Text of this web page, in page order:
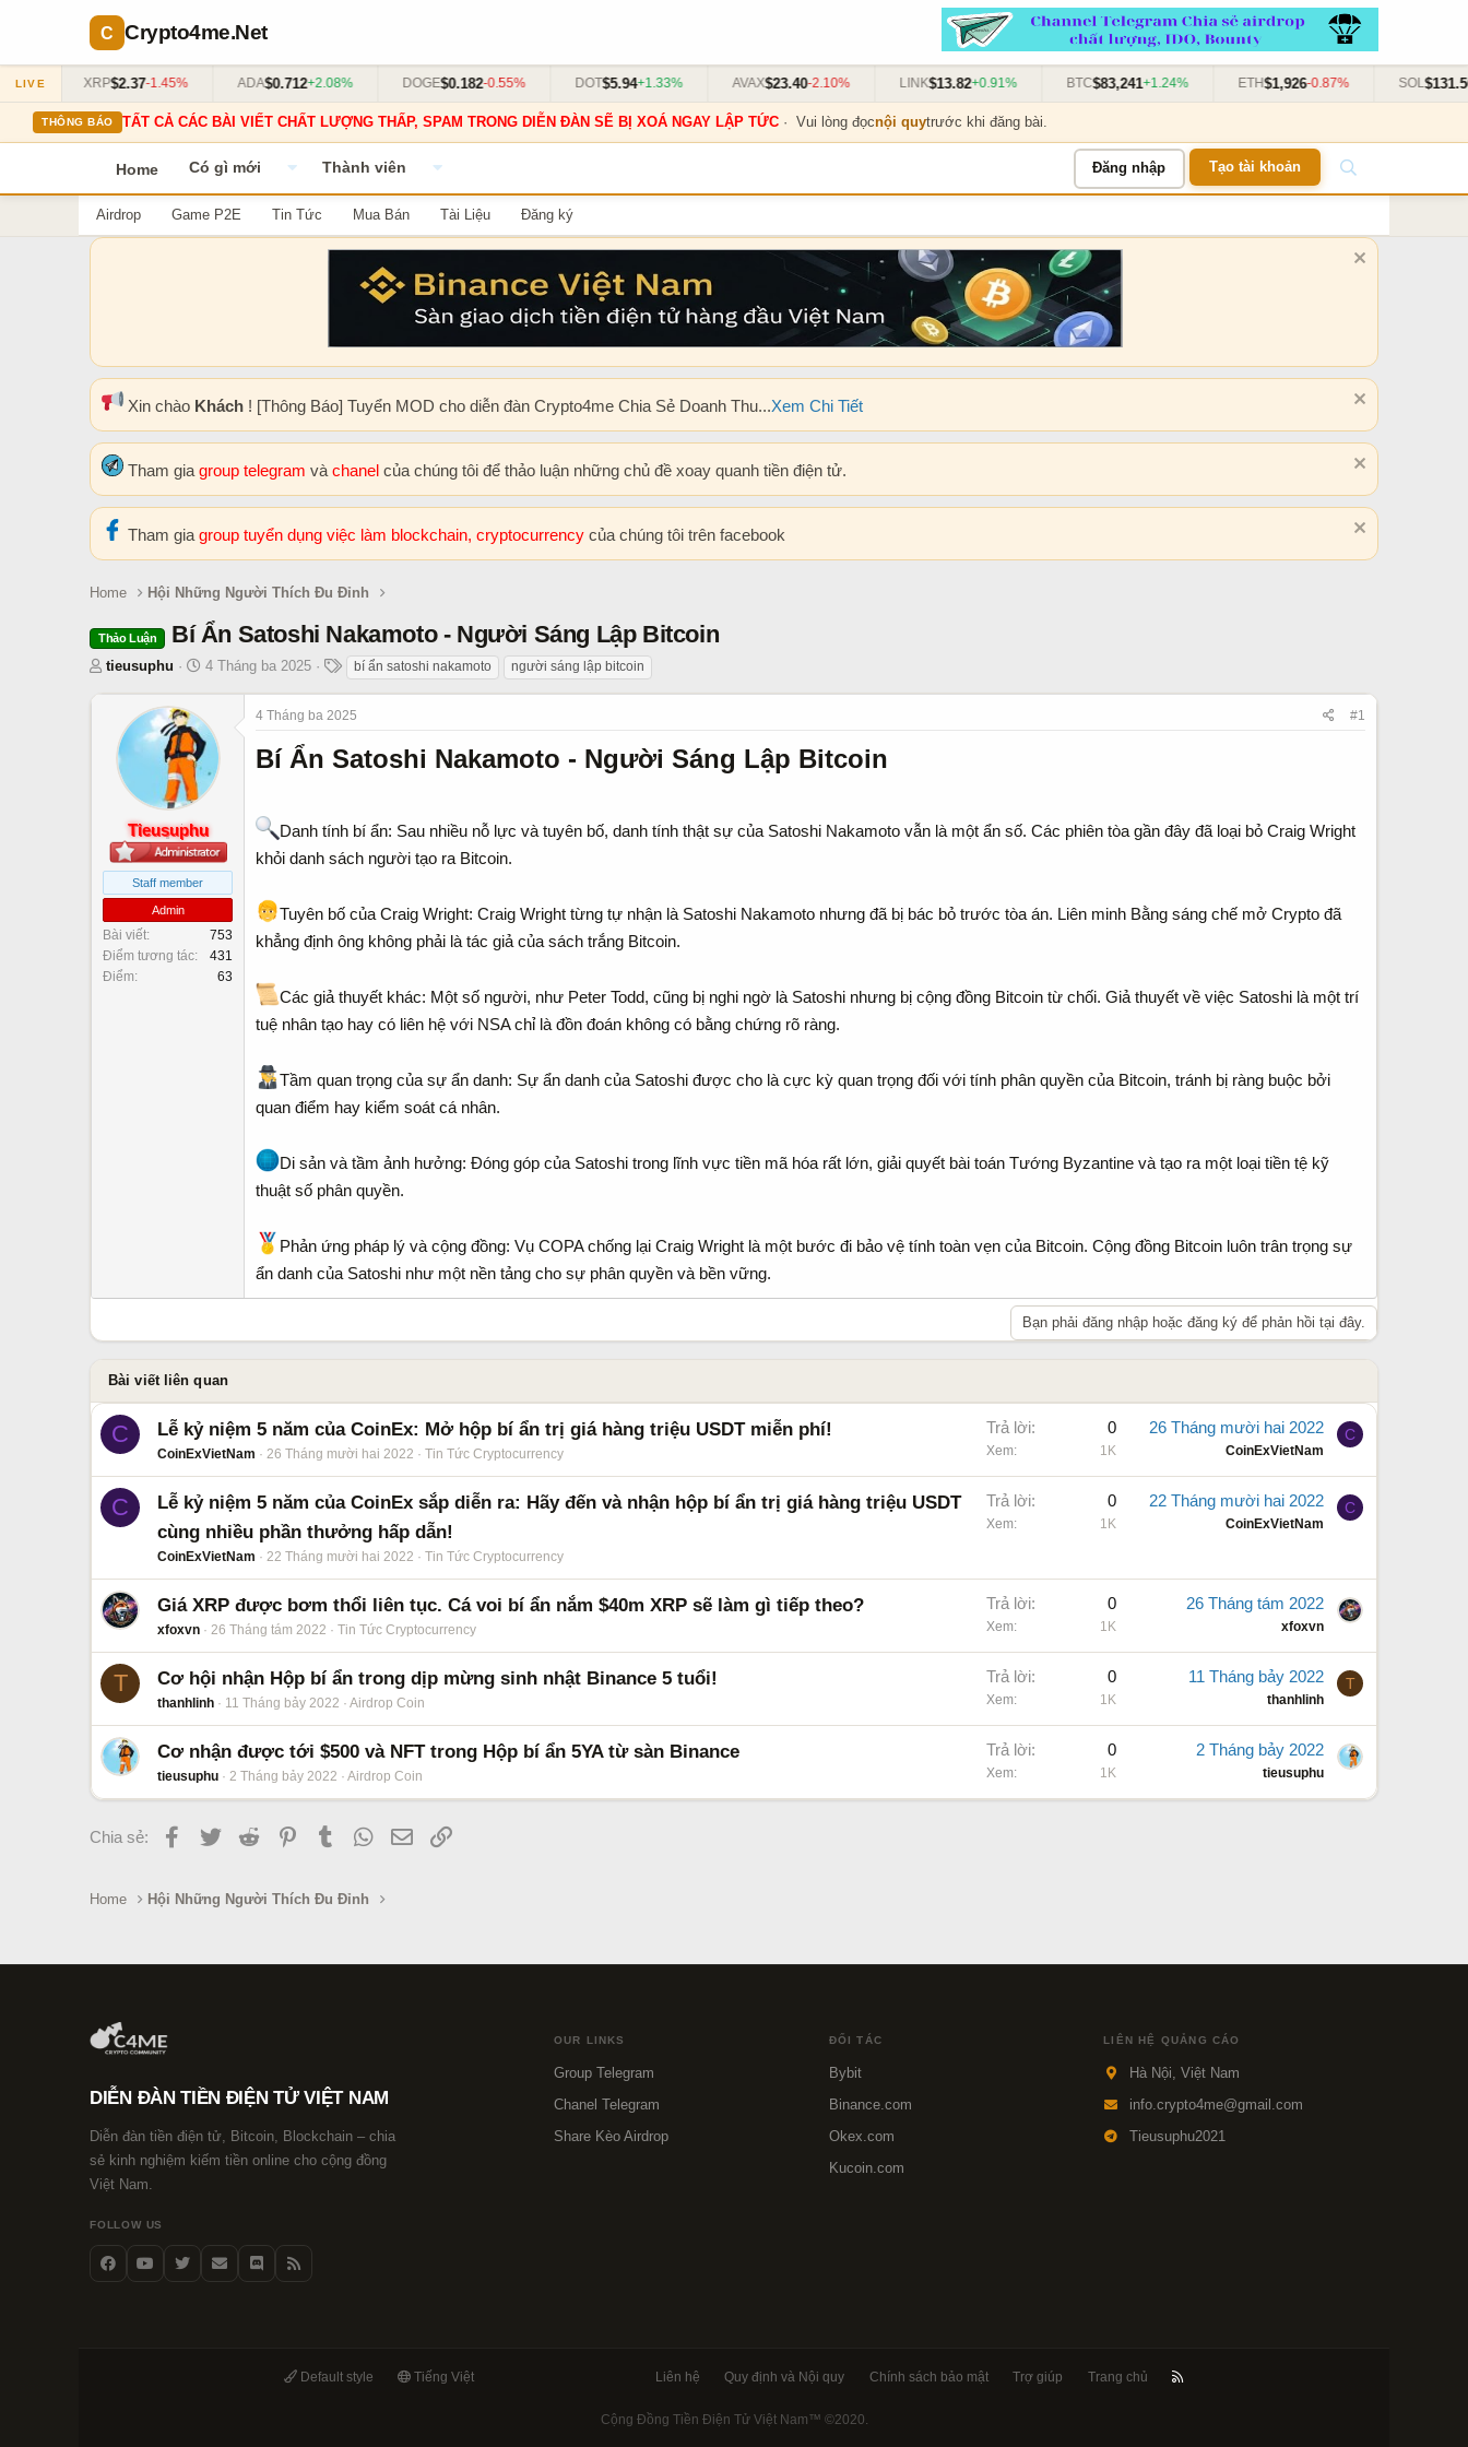
Crypto4me.Net
LIVE XRP$2.37-1.45% ADA$0.712+2.08% DOGE$0.182-0.55% DOT$5.94+1.33% AVAX$23.40-2.10% LINK$13.82+0.91% $83,241+1.24% $1,926-0.87% SOL$131.50
THÔNG BÁO TẤT CẢ CÁC BÀI VIẾT CHẤT LƯỢNG THẤP, SPAM TRONG DIỄN ĐÀN SẼ BỊ XOÁ NGAY LẬP TỨC· Vui lòng đọcnội quytrước khi đăng bài.
Home Có gì mới Thành viên Đăng nhập Tạo tài khoản
Airdrop Game P2E Tin Tức Mua Bán Tài Liệu Đăng ký
Xin chào Khách ! [Thông Báo] Tuyển MOD cho diễn đàn Crypto4me Chia Sẻ Doanh Thu...Xem Chi Tiết
Tham gia group telegram và chanel của chúng tôi để thảo luận những chủ đề xoay quanh tiền điện tử.
Tham gia group tuyển dụng việc làm blockchain, cryptocurrency của chúng tôi trên facebook
Home Hội Những Người Thích Đu Đỉnh
Thảo Luận Bí Ẩn Satoshi Nakamoto - Người Sáng Lập Bitcoin
T
a
r
tieusuphu
N
y
b
ắ
t
ầ
u
4 Tháng ba 2025
ẻ
bí ẩn satoshi nakamoto người sáng lập bitcoin
Tieusuphu
Staff member
Admin
Bài viết
753
Điểm tương tác
431
Điểm
63
4 Tháng ba 2025 #1
Bí Ẩn Satoshi Nakamoto - Người Sáng Lập Bitcoin
Danh tính bí ẩn: Sau nhiều nỗ lực và tuyên bố, danh tính thật sự của Satoshi Nakamoto vẫn là một ẩn số. Các phiên tòa gần đây đã loại bỏ Craig Wright
khỏi danh sách người tạo ra Bitcoin.
‍Tuyên bố của Craig Wright: Craig Wright từng tự nhận là Satoshi Nakamoto nhưng đã bị bác bỏ trước tòa án. Liên minh Bằng sáng chế mở Crypto đã
khẳng định ông không phải là tác giả của sách trắng Bitcoin.
Các giả thuyết khác: Một số người, như Peter Todd, cũng bị nghi ngờ là Satoshi nhưng bị cộng đồng Bitcoin từ chối. Giả thuyết về việc Satoshi là một trí
tuệ nhân tạo hay có liên hệ với NSA chỉ là đồn đoán không có bằng chứng rõ ràng.
Tầm quan trọng của sự ẩn danh: Sự ẩn danh của Satoshi được cho là cực kỳ quan trọng đối với tính phân quyền của Bitcoin, tránh bị ràng buộc bởi
quan điểm hay kiểm soát cá nhân.
Di sản và tầm ảnh hưởng: Đóng góp của Satoshi trong lĩnh vực tiền mã hóa rất lớn, giải quyết bài toán Tướng Byzantine và tạo ra một loại tiền tệ kỹ
thuật số phân quyền.
Phản ứng pháp lý và cộng đồng: Vụ COPA chống lại Craig Wright là một bước đi bảo vệ tính toàn vẹn của Bitcoin. Cộng đồng Bitcoin luôn trân trọng sự
ẩn danh của Satoshi như một nền tảng cho sự phân quyền và bền vững.
Bạn phải đăng nhập hoặc đăng ký để phản hồi tại đây.
Bài viết liên quan
C Lễ kỷ niệm 5 năm của CoinEx: Mở hộp bí ẩn trị giá hàng triệu USDT miễn phí!
CoinExVietNam 26 Tháng mười hai 2022 Tin Tức Cryptocurrency
Trả lời 0
Xem 1K
26 Tháng mười hai 2022
CoinExVietNam
C
C
Lễ kỷ niệm 5 năm của CoinEx sắp diễn ra: Hãy đến và nhận hộp bí ẩn trị giá hàng triệu USDT
cùng nhiều phần thưởng hấp dẫn!
CoinExVietNam 22 Tháng mười hai 2022 Tin Tức Cryptocurrency
Trả lời 0
Xem 1K
22 Tháng mười hai 2022
CoinExVietNam
C
Giá XRP được bơm thổi liên tục. Cá voi bí ẩn nắm $40m XRP sẽ làm gì tiếp theo?
xfoxvn 26 Tháng tám 2022 Tin Tức Cryptocurrency
Trả lời 0
Xem 1K
26 Tháng tám 2022
xfoxvn
T Cơ hội nhận Hộp bí ẩn trong dịp mừng sinh nhật Binance 5 tuổi!
thanhlinh 11 Tháng bảy 2022 Airdrop Coin
Trả lời 0
Xem 1K
11 Tháng bảy 2022
thanhlinh
T
Cơ nhận được tới $500 và NFT trong Hộp bí ẩn 5YA từ sàn Binance
tieusuphu 2 Tháng bảy 2022 Airdrop Coin
Trả lời 0
Xem 1K
2 Tháng bảy 2022
tieusuphu
Chia sẻ: Facebook
Twitter Reddit PinterestTumblr WhatsApp
Email
Home Hội Những Người Thích Đu Đỉnh
DIỄN ĐÀN TIỀN ĐIỆN TỬ VIỆT NAM
Diễn đàn tiền điện tử, Bitcoin, Blockchain – chia
sẻ kinh nghiệm kiếm tiền online cho cộng đồng
Việt Nam.
FOLLOW US
OUR LINKS
Group Telegram
Chanel Telegram
Share Kèo Airdrop
ĐỐI TÁC
Bybit
Binance.com
Okex.com
Kucoin.com
LIÊN HỆ QUẢNG CÁO
Hà Nội, Việt Nam
info.crypto4me@gmail.com
Tieusuphu2021
Default style Tiếng Việt Liên hệ Quy định và Nội quy Chính sách bảo mật Trợ giúp Trang chủ
Cộng Đồng Tiền Điện Tử Việt Nam™ ©2020.